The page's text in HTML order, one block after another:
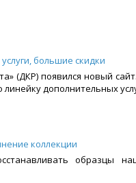
большие скидки
(ДКР) появился новый
дополнительных
коллекции
образцы